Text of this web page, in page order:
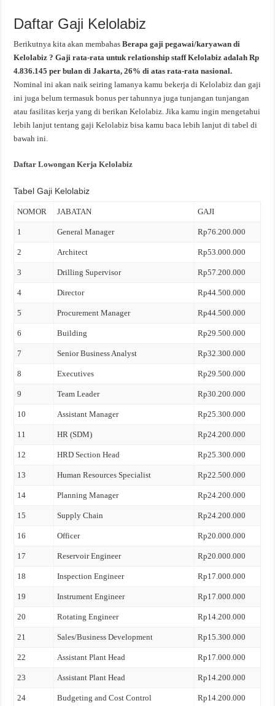
Daftar Gaji Kelolabiz
Berikutnya kita akan membahasBerapa gaji pegawai/karyawan di
Kelolabiz ? Gaji rata-rata untuk relationship staff Kelolabiz adalah Rp
4.836.145 per bulan di Jakarta, 26% di atas rata-rata nasional.
Nominal ini akan naik seiring lamanya kamu bekerja di Kelolabiz dan gaji
ini juga belum termasuk bonus per tahunnya juga tunjangan tunjangan
atau fasilitas kerja yang di berikan Kelolabiz. Jika kamu ingin mengetahui
lebih lanjut tentang gaji Kelolabiz bisa kamu baca lebih lanjut di tabel di
bawah ini.
Daftar Lowongan Kerja Kelolabiz
Tabel Gaji Kelolabiz
NOMOR JABATAN GAJI
1 General Manager Rp76.200.000
2 Architect Rp53.000.000
3 Drilling Supervisor Rp57.200.000
4 Director Rp44.500.000
5 Procurement Manager Rp44.500.000
6 Building Rp29.500.000
7 Senior Business Analyst Rp32.300.000
8 Executives Rp29.500.000
9 Team Leader Rp30.200.000
10 Assistant Manager Rp25.300.000
11 HR (SDM) Rp24.200.000
12 HRD Section Head Rp25.300.000
13 Human Resources Specialist Rp22.500.000
14 Planning Manager Rp24.200.000
15 Supply Chain Rp24.200.000
16 Officer Rp20.000.000
17 Reservoir Engineer Rp20.000.000
18 Inspection Engineer Rp17.000.000
19 Instrument Engineer Rp17.000.000
20 Rotating Engineer Rp14.200.000
21 Sales/Business Development Rp15.300.000
22 Assistant Plant Head Rp17.000.000
23 Assistant Plant Head Rp14.200.000
24 Budgeting and Cost Control Rp14.200.000